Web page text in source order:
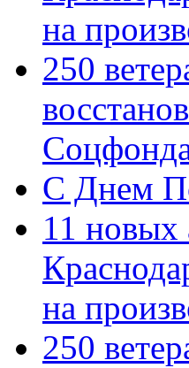
на
250
С Днем
11 новых
на
250